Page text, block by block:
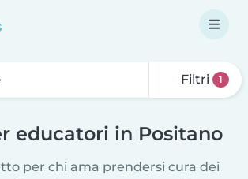
Filtri 1
educatori in Positano
per chi ama prendersi cura dei